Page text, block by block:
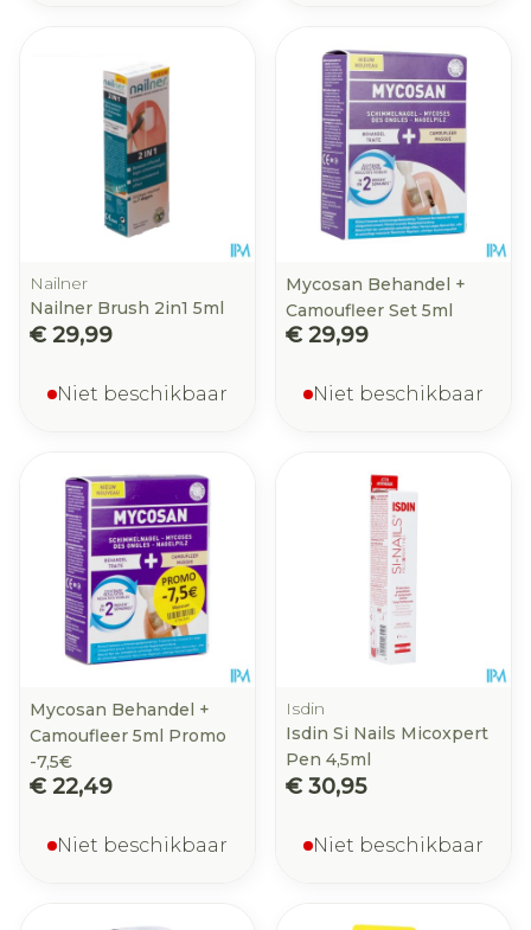
Nailner
Nailner Brush 2in1 5ml
€ 29,99
Niet beschikbaar
Mycosan Behandel +
Camoufleer Set 5ml
€ 29,99
Niet beschikbaar
Mycosan Behandel +
Camoufleer 5ml Promo
-7,5€
€ 22,49
Niet beschikbaar
Isdin
Isdin Si Nails Micoxpert
Pen 4,5ml
€ 30,95
Niet beschikbaar